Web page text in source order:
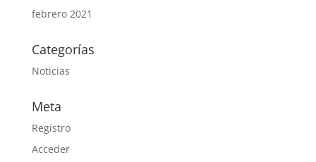
febrero 2021
Categorías
Noticias
Meta
Registro
Acceder